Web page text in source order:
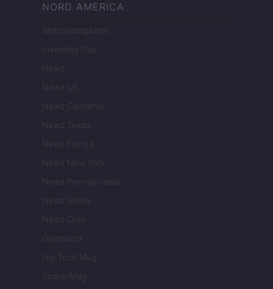
NORD AMERICA
Womanmagazine
Investing Plus
Newz
Newz US
Newz California
Newz Texas
Newz Florida
Newz New York
Newz Pennsylvania
Newz Illinois
Newz Ohio
Gameland
Hig Tech Mag
Scoop Mag